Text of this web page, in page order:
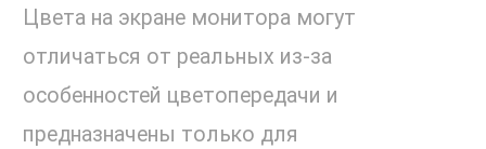
Цвета на экране монитора могут
отличаться от реальных из-за
особенностей цветопередачи и
предназначены только для